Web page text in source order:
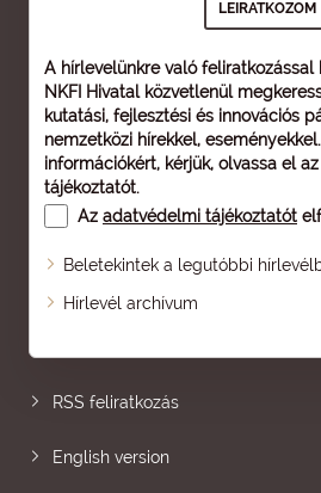
A hírlevelünkre való feliratkozással
NKFI Hivatal közvetlenül
kutatási, fejlesztési és innovációs
nemzetközi hírekkel,
információkért, kérjük, olvassa el az
tájékoztatót.
Az adatvédelmi tájékoztatót
Beletekintek a legutóbbi
Hírlevél archívum
Oldaltérkép
RSS feliratkozás
English version